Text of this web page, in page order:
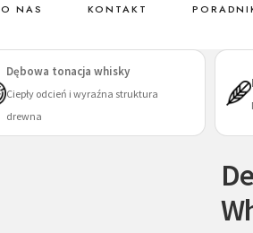
O NAS KONTAKT
Dębowa tonacja whisky
Ciepły odcień i wyraźna struktura
drewna